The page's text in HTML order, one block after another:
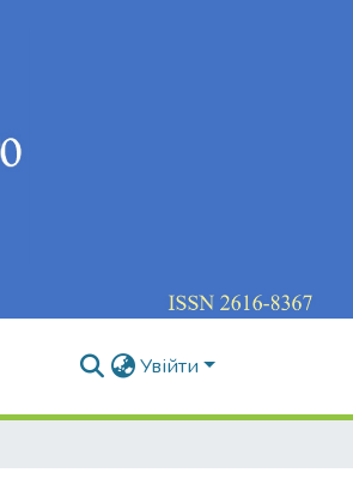
Увійти